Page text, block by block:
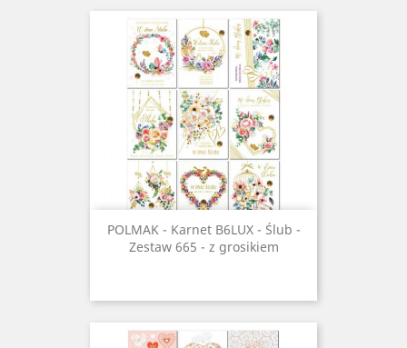
POLMAK - Karnet B6LUX - Ślub -
Zestaw 665 - z grosikiem